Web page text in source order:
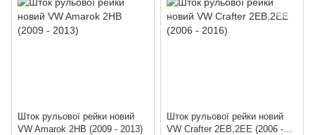
Шток рульової рейки новий
VW Amarok 2HB (2009 - 2013)
Шток рульової рейки новий
VW Crafter 2EB,2EE (2006 -